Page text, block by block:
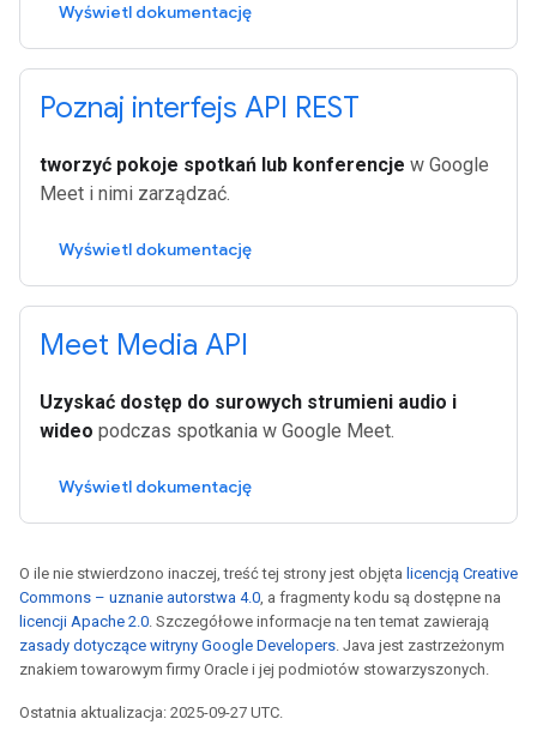
Wyświetl dokumentację
Poznaj interfejs API REST
tworzyć pokoje spotkań lub konferencje w Google
Meet i nimi zarządzać.
Wyświetl dokumentację
Meet Media API
Uzyskać dostęp do surowych strumieni audio i
wideo podczas spotkania w Google Meet.
Wyświetl dokumentację
O ile nie stwierdzono inaczej, treść tej strony jest objęta licencją Creative
Commons – uznanie autorstwa 4.0, a fragmenty kodu są dostępne na
licencji Apache 2.0. Szczegółowe informacje na ten temat zawierają
zasady dotyczące witryny Google Developers. Java jest zastrzeżonym
znakiem towarowym firmy Oracle i jej podmiotów stowarzyszonych.
Ostatnia aktualizacja: 2025-09-27 UTC.